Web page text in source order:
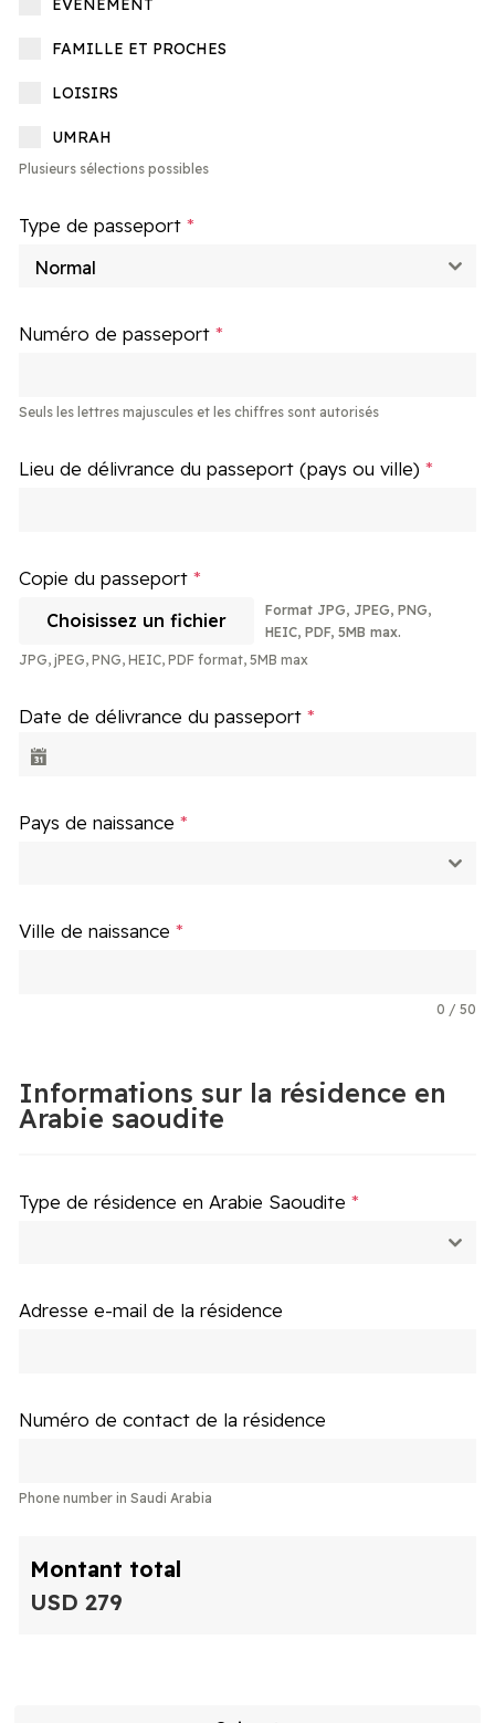
ÉVÉNEMENT
FAMILLE ET PROCHES
LOISIRS
UMRAH
Plusieurs sélections possibles
Type de passeport*
Normal
Numéro de passeport*
Seuls les lettres majuscules et les chiffres sont autorisés
Lieu de délivrance du passeport (pays ou ville)*
Copie du passeport*
Choisissez un fichier
Format JPG, JPEG, PNG,
HEIC, PDF, 5MB max.
JPG, jPEG, PNG, HEIC, PDF format, 5MB max
Date de délivrance du passeport*
Pays de naissance*
Ville de naissance*
0 / 50
Informations sur la résidence en
Arabie saoudite
Type de résidence en Arabie Saoudite*
Adresse e-mail de la résidence
Numéro de contact de la résidence
Phone number in Saudi Arabia
Montant total
USD 279